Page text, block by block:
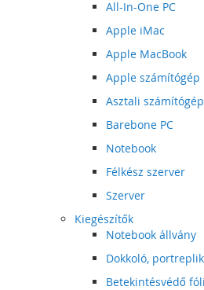
All-In-One PC
Apple iMac
Apple MacBook
Apple számítógép
Asztali számítógép
Barebone PC
Notebook
Félkész szerver
Szerver
Kiegészítők
Notebook állvány
Dokkoló,
Betekintésvédő